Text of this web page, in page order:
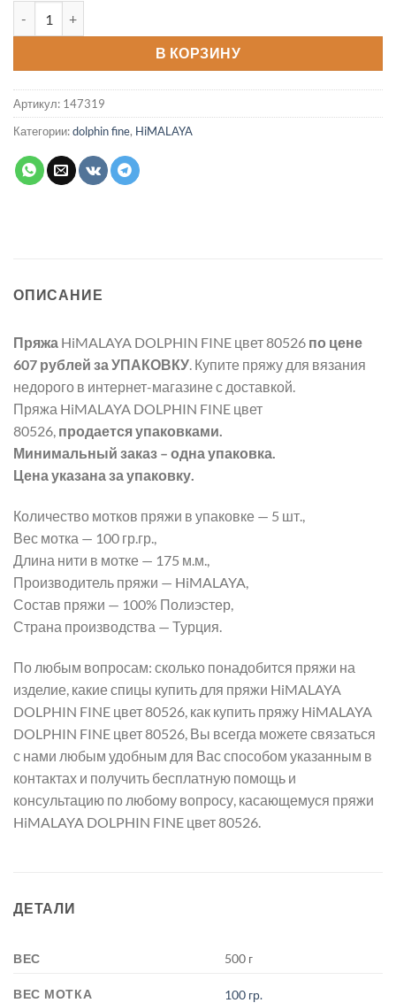
В КОРЗИНУ
Артикул: 147319
Категории:dolphin fine, HiMALAYA
ОПИСАНИЕ
Пряжа HiMALAYA DOLPHIN FINE цвет 80526 по цене
607 рублей за УПАКОВКУ. Купите пряжу для вязания
недорого в интернет-магазине с доставкой.
Пряжа HiMALAYA DOLPHIN FINE цвет
80526, продается упаковками.
Минимальный заказ – одна упаковка.
Цена указана за упаковку.
Количество мотков пряжи в упаковке — 5 шт.,
Вес мотка — 100 гр.гр.,
Длина нити в мотке — 175 м.м.,
Производитель пряжи — HiMALAYA,
Состав пряжи — 100% Полиэстер,
Страна производства — Турция.
По любым вопросам: сколько понадобится пряжи на
изделие, какие спицы купить для пряжи HiMALAYA
DOLPHIN FINE цвет 80526, как купить пряжу HiMALAYA
DOLPHIN FINE цвет 80526, Вы всегда можете связаться
с нами любым удобным для Вас способом указанным в
контактах и получить бесплатную помощь и
консультацию по любому вопросу, касающемуся пряжи
HiMALAYA DOLPHIN FINE цвет 80526.
ДЕТАЛИ
ВЕС 500 г
ВЕС МОТКА 100 гр.